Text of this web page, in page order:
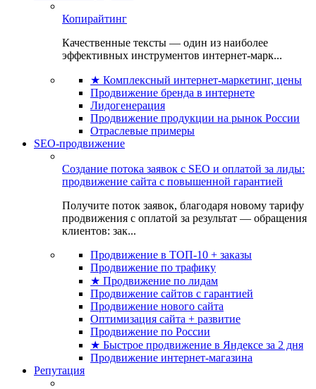
Копирайтинг
Качественные тексты — один из наиболее
эффективных инструментов интернет-марк...
★ Комплексный интернет-маркетинг, цены
Продвижение бренда в интернете
Лидогенерация
Продвижение продукции на рынок России
Отраслевые примеры
SEO-продвижение
Создание потока заявок с SEO и оплатой за лиды:
продвижение сайта с повышенной гарантией
Получите поток заявок, благодаря новому тарифу
продвижения с оплатой за результат — обращения
клиентов: зак...
Продвижение в ТОП-10 + заказы
Продвижение по трафику
★ Продвижение по лидам
Продвижение сайтов с гарантией
Продвижение нового сайта
Оптимизация сайта + развитие
Продвижение по России
★ Быстрое продвижение в Яндексе за 2 дня
Продвижение интернет-магазина
Репутация